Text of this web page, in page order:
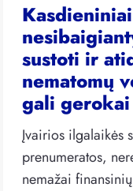
sustoti ir
nematomų
gali
Įvairios ilgalaikės
prenumeratos,
nemažai